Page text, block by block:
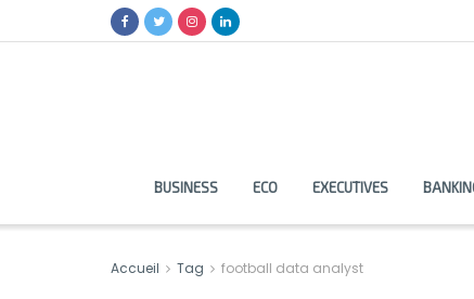
BUSINESS ECO EXECUTIVES
Accueil Tag football data analyst